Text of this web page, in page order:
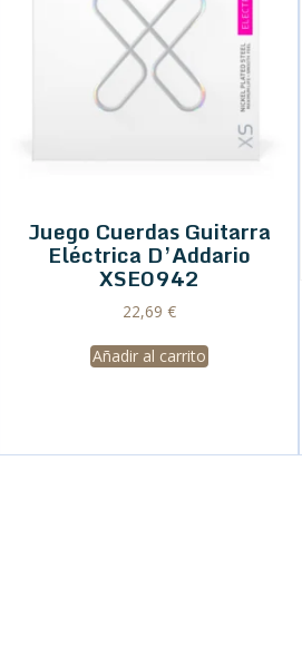
Juego Cuerdas Guitarra
Eléctrica D’Addario
XSE0942
22,69 €
Añadir al carrito